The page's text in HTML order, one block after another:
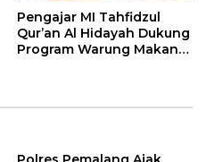
Pengajar MI Tahfidzul
Qur’an Al Hidayah Dukung
Program Warung Makan